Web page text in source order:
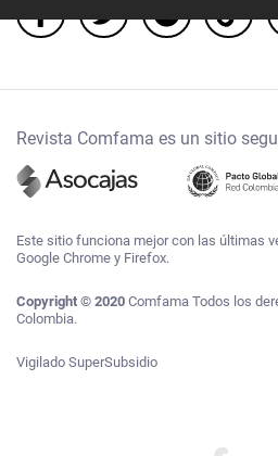
Revista Comfama es un sitio
Este sitio funciona mejor con las últimas
Google Chrome y Firefox.
Copyright © 2020 Comfama Todos los
Colombia.
Vigilado SuperSubsidio